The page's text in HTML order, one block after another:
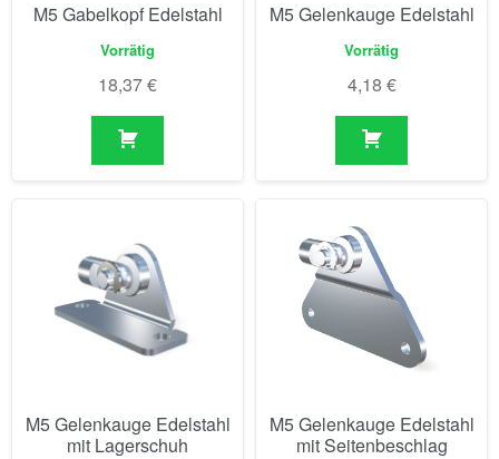
M5 Gabelkopf Edelstahl
Vorrätig
18,37€
M5 Gelenkauge Edelstahl
Vorrätig
4,18 €
M5 Gelenkauge Edelstahl
mit Lagerschuh
M5 Gelenkauge Edelstahl
mit Seitenbeschlag